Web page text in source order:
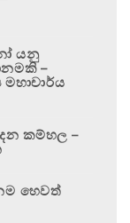
යනු
–
කම්හල –
හෙවත්